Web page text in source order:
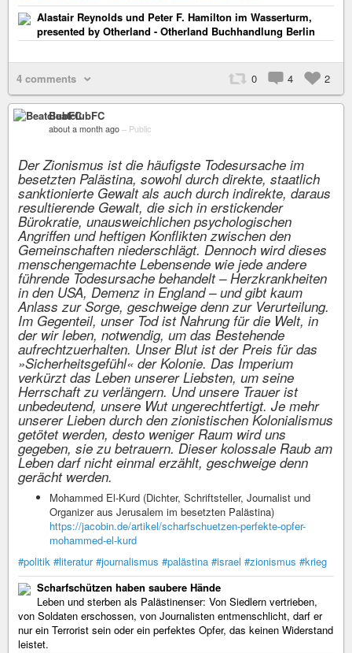
Alastair Reynolds und Peter F. Hamilton im Wasserturm,
presented by Otherland - Otherland Buchhandlung Berlin
4 comments 0 4 2
BeatclubFC
about a month ago – Public
Der Zionismus ist die häufigste Todesursache im
besetzten Palästina, sowohl durch direkte, staatlich
sanktionierte Gewalt als auch durch indirekte, daraus
resultierende Gewalt, die sich in erstickender
Bürokratie, unausweichlichen psychologischen
Angriffen und heftigen Konflikten zwischen den
Gemeinschaften niederschlägt. Dennoch wird dieses
menschengemachte Lebensende wie jede andere
führende Todesursache behandelt – Herzkrankheiten
in den USA, Demenz in England – und gibt kaum
Anlass zur Sorge, geschweige denn zur Verurteilung.
Im Gegenteil, unser Tod ist Nahrung für die Welt, in
der wir leben, notwendig, um das Bestehende
aufrechtzuerhalten. Unser Blut ist der Preis für das
»Sicherheitsgefühl« der Kolonie. Das Imperium
verkürzt das Leben unserer Liebsten, um seine
Herrschaft zu verlängern. Und unsere Trauer ist
unbedeutend, unsere Wut ungerechtfertigt. Je mehr
unserer Lieben durch den zionistischen Kolonialismus
getötet werden, desto weniger Raum wird uns
gegeben, sie zu betrauern. Dieser kolossale Raub am
Leben darf nicht einmal erzählt, geschweige denn
gerächt werden.
Mohammed El-Kurd (Dichter, Schriftsteller, Journalist und
Organizer aus Jerusalem im besetzten Palästina)
https://jacobin.de/artikel/scharfschuetzen-perfekte-opfer-
mohammed-el-kurd
#politik #literatur #journalismus #palästina #israel #zionismus #krieg
Scharfschützen haben saubere Hände
Leben und sterben als Palästinenser: Von Siedlern vertrieben,
von Soldaten erschossen, von Journalisten entmenschlicht, darf er
nur ein Terrorist sein oder ein perfektes Opfer, das keinen Widerstand
leistet.